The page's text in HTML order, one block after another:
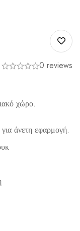
0 reviews
χώρο.
άνετη εφαρμογή.